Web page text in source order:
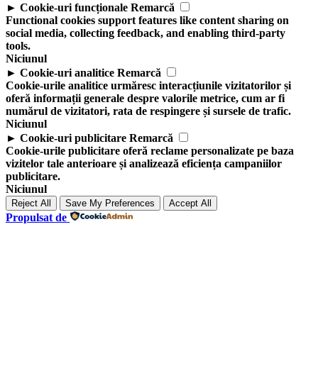
► Cookie-uri funcționale Remarcă
Functional cookies support features like content sharing on
social media, collecting feedback, and enabling third-party
tools.
Niciunul
► Cookie-uri analitice Remarcă
Cookie-urile analitice urmăresc interacțiunile vizitatorilor și
oferă informații generale despre valorile metrice, cum ar fi
numărul de vizitatori, rata de respingere și sursele de trafic.
Niciunul
► Cookie-uri publicitare Remarcă
Cookie-urile publicitare oferă reclame personalizate pe baza
vizitelor tale anterioare și analizează eficiența campaniilor
publicitare.
Niciunul
Reject All Save My Preferences Accept All
Propulsat de